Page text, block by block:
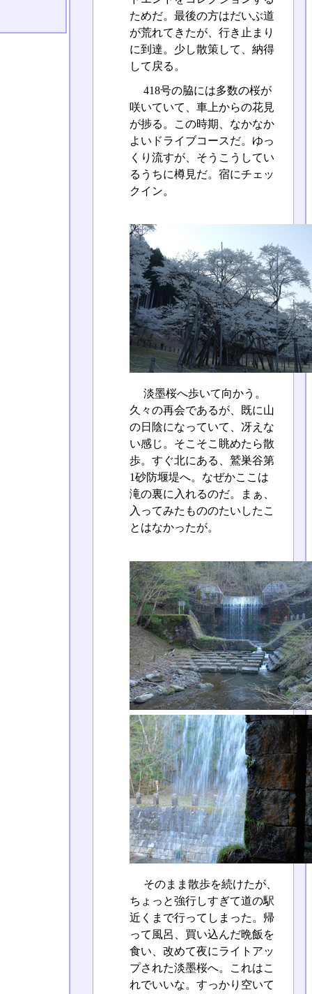
ためだ。最後の方はだいぶ道
が荒れてきたが、行き止まり
に到達。少し散策して、納得
して戻る。
418号の脇には多数の桜が
咲いていて、車上からの花見
が捗る。この時期、なかなか
よいドライブコースだ。ゆっ
くり流すが、そうこうしてい
るうちに樽見だ。宿にチェッ
クイン。
淡墨桜へ歩いて向かう。
久々の再会であるが、既に山
の日陰になっていて、冴えな
い感じ。そこそこ眺めたら散
歩。すぐ北にある、鷲巣谷第
1砂防堰堤へ。なぜかここは
滝の裏に入れるのだ。まぁ、
入ってみたもののたいしたこ
とはなかったが。
そのまま散歩を続けたが、
ちょっと強行しすぎて道の駅
近くまで行ってしまった。帰
って風呂、買い込んだ晩飯を
食い、改めて夜にライトアッ
プされた淡墨桜へ。これはこ
れでいいな。すっかり空いて